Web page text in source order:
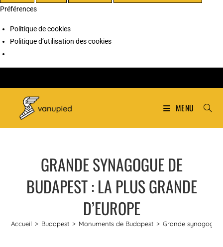
Préférences
Politique de cookies
Politique d’utilisation des cookies
MENU
GRANDE SYNAGOGUE DE
BUDAPEST : LA PLUS GRANDE
D’EUROPE
Accueil > Budapest > Monuments de Budapest > Grande synagogue